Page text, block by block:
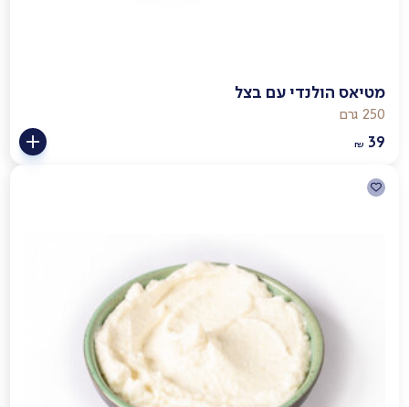
מטיאס הולנדי עם בצל
250 גרם
₪ 39